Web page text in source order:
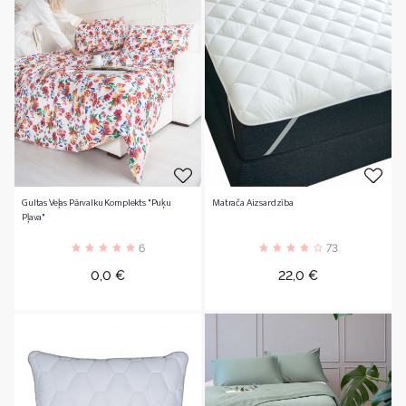
Gultas Veļas Pārvalku Komplekts "Puķu
Pļava"
6
Cena
0,0 €
Matrača Aizsardzība
73
Cena
22,0 €